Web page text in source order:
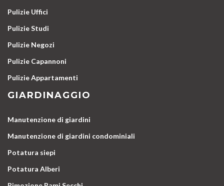
Pulizie Uffici
Pulizie Studi
Pulizie Negozi
Pulizie Capannoni
Pulizie Appartamenti
GIARDINAGGIO
Manutenzione di giardini
Manutenzione di giardini condominiali
Potatura siepi
Potatura Alberi